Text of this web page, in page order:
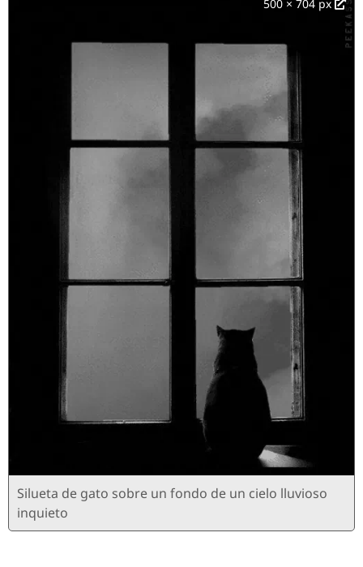
500 × 704 px
Silueta de gato sobre un fondo de un cielo lluvioso
inquieto